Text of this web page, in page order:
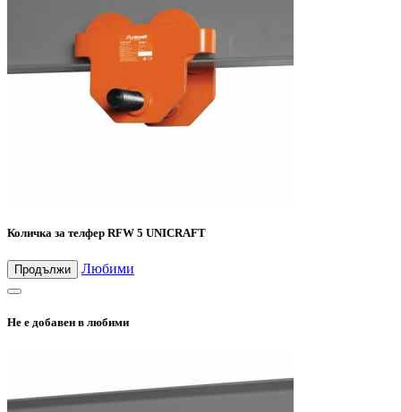
Количка за телфер RFW 5 UNICRAFT
Продължи Любими
Не е добавен в любими